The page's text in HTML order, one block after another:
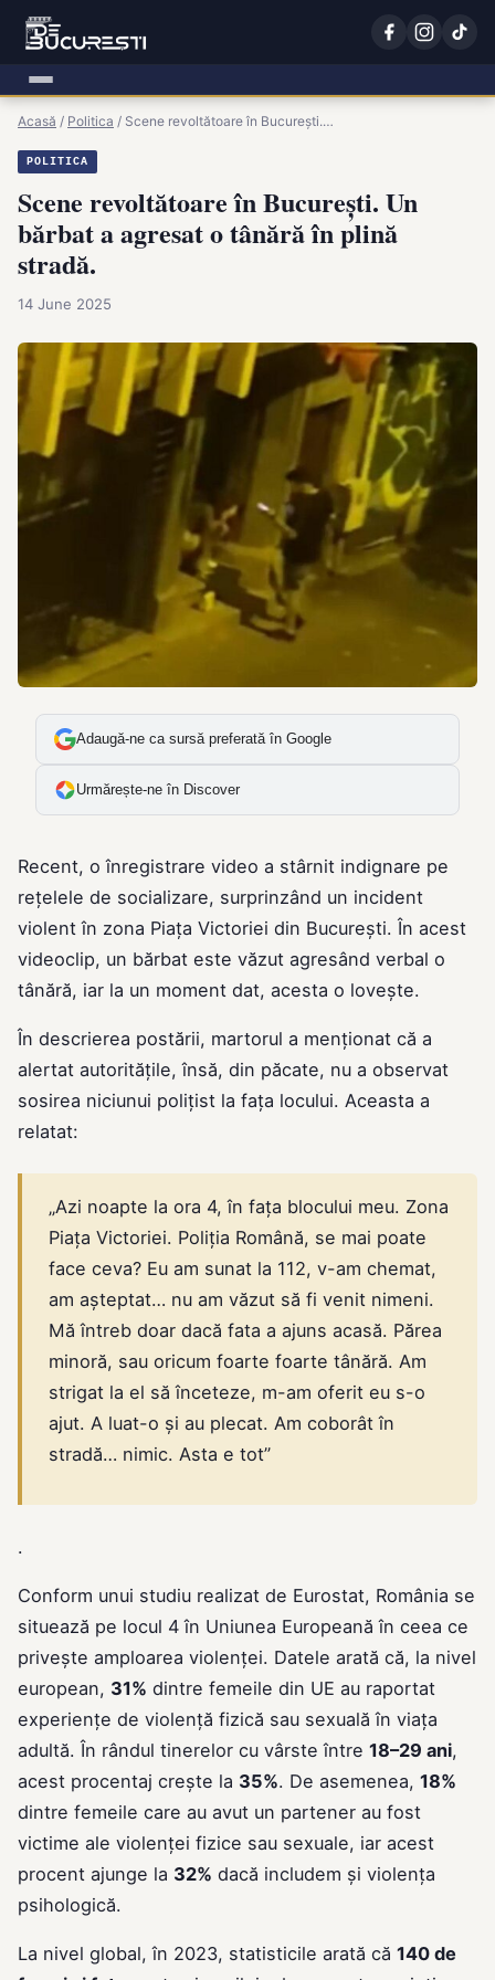
Acasă / Politica / Scene revoltătoare în București.…
POLITICA
Scene revoltătoare în București. Un
bărbat a agresat o tânără în plină
stradă.
14 June 2025
Adaugă-ne ca sursă preferată în Google
Urmărește-ne în Discover
Recent, o înregistrare video a stârnit indignare pe
rețelele de socializare, surprinzând un incident
violent în zona Piața Victoriei din București. În acest
videoclip, un bărbat este văzut agresând verbal o
tânără, iar la un moment dat, acesta o lovește.
În descrierea postării, martorul a menționat că a
alertat autoritățile, însă, din păcate, nu a observat
sosirea niciunui polițist la fața locului. Aceasta a
relatat:
„Azi noapte la ora 4, în fața blocului meu. Zona
Piața Victoriei. Poliția Română, se mai poate
face ceva? Eu am sunat la 112, v-am chemat,
am așteptat… nu am văzut să fi venit nimeni.
Mă întreb doar dacă fata a ajuns acasă. Părea
minoră, sau oricum foarte foarte tânără. Am
strigat la el să înceteze, m-am oferit eu s-o
ajut. A luat-o și au plecat. Am coborât în
stradă… nimic. Asta e tot”
.
Conform unui studiu realizat de Eurostat, România se
situează pe locul 4 în Uniunea Europeană în ceea ce
privește amploarea violenței. Datele arată că, la nivel
european, 31% dintre femeile din UE au raportat
experiențe de violență fizică sau sexuală în viața
adultă. În rândul tinerelor cu vârste între 18–29 ani,
acest procentaj crește la 35%. De asemenea, 18%
dintre femeile care au avut un partener au fost
victime ale violenței fizice sau sexuale, iar acest
procent ajunge la 32% dacă includem și violența
psihologică.
La nivel global, în 2023, statisticile arată că 140 de